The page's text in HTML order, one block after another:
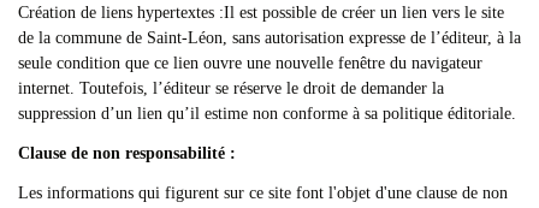
Création de liens hypertextes :Il est possible de créer un lien vers le site
de la commune de Saint-Léon, sans autorisation expresse de l’éditeur, à la
seule condition que ce lien ouvre une nouvelle fenêtre du navigateur
internet. Toutefois, l’éditeur se réserve le droit de demander la
suppression d’un lien qu’il estime non conforme à sa politique éditoriale.
Clause de non responsabilité :
Les informations qui figurent sur ce site font l'objet d'une clause de non